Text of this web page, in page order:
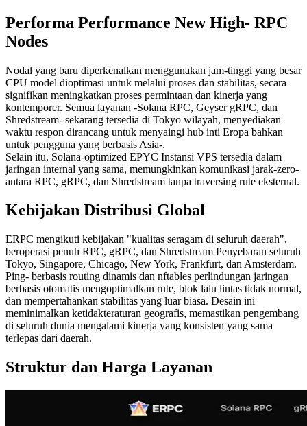
Performa Performance New High- RPC
Nodes
Nodal yang baru diperkenalkan menggunakan jam-tinggi yang besar
CPU model dioptimasi untuk melalui proses dan stabilitas, secara
signifikan meningkatkan proses permintaan dan kinerja yang
kontemporer. Semua layanan -Solana RPC, Geyser gRPC, dan
Shredstream- sekarang tersedia di Tokyo wilayah, menyediakan
waktu respon dirancang untuk menyaingi hub inti Eropa bahkan
untuk pengguna yang berbasis Asia-.
Selain itu, Solana-optimized EPYC Instansi VPS tersedia dalam
jaringan internal yang sama, memungkinkan komunikasi jarak-zero-
antara RPC, gRPC, dan Shredstream tanpa traversing rute eksternal.
Kebijakan Distribusi Global
ERPC mengikuti kebijakan "kualitas seragam di seluruh daerah",
beroperasi penuh RPC, gRPC, dan Shredstream Penyebaran seluruh
Tokyo, Singapore, Chicago, New York, Frankfurt, dan Amsterdam.
Ping- berbasis routing dinamis dan nftables perlindungan jaringan
berbasis otomatis mengoptimalkan rute, blok lalu lintas tidak normal,
dan mempertahankan stabilitas yang luar biasa. Desain ini
meminimalkan ketidakteraturan geografis, memastikan pengembang
di seluruh dunia mengalami kinerja yang konsisten yang sama
terlepas dari daerah.
Struktur dan Harga Layanan